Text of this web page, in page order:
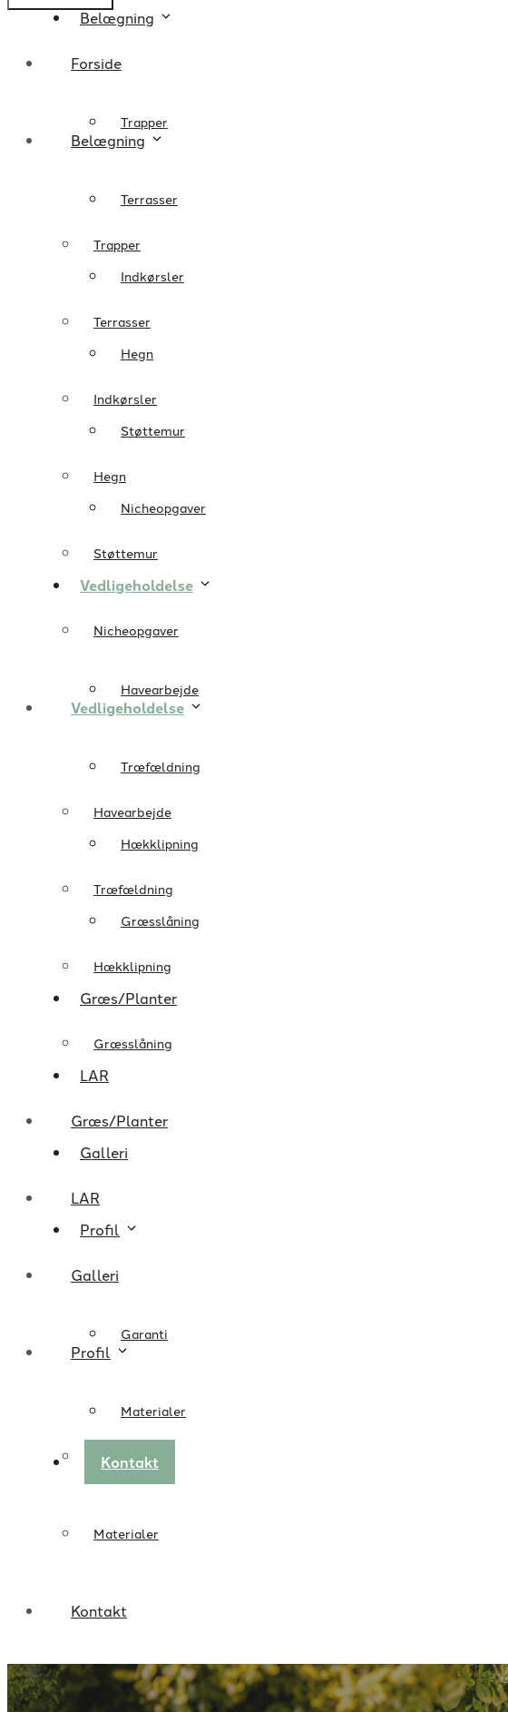
Belægning
Trapper
Terrasser
Indkørsler
Hegn
Støttemur
Nicheopgaver
Vedligeholdelse
Havearbejde
Træfældning
Hækklipning
Græsslåning
Græs/Planter
LAR
Galleri
Profil
Garanti
Materialer
Kontakt
Forside
Belægning
Trapper
Terrasser
Indkørsler
Hegn
Støttemur
Nicheopgaver
Vedligeholdelse
Havearbejde
Træfældning
Hækklipning
Græsslåning
Græs/Planter
LAR
Galleri
Profil
Garanti
Materialer
Kontakt